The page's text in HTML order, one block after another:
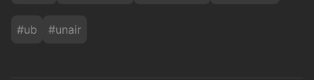
#ub #unair